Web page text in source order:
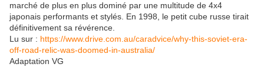
marché de plus en plus dominé par une multitude de 4x4
japonais performants et stylés. En 1998, le petit cube russe tirait
définitivement sa révérence.
Lu sur : https://www.drive.com.au/caradvice/why-this-soviet-era-
off-road-relic-was-doomed-in-australia/
Adaptation VG